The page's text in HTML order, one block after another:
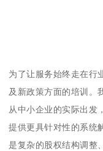
为了让服务始终走在行
及新政策方面的培训。
从中小企业的实际出发
提供更具针对性的系统
是复杂的股权结构调整